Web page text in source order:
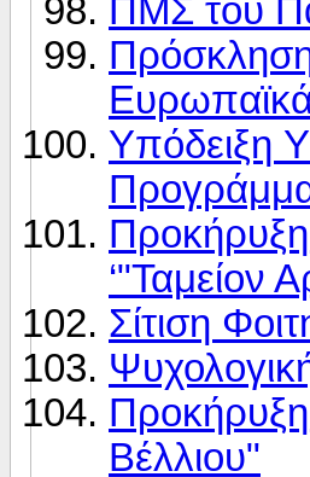
ΠΜΣ του
Υπόδειξη
‘"Ταμείον
Σίτιση
Βέλλιου"